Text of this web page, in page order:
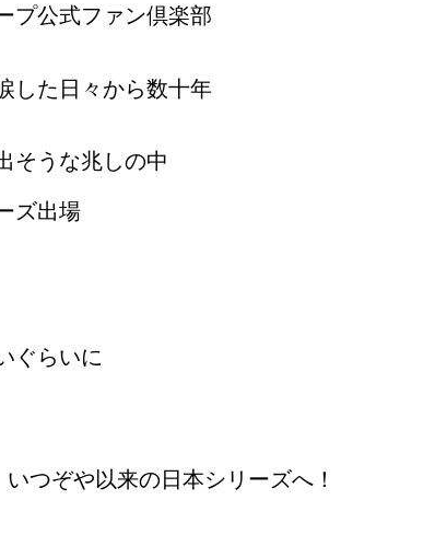
プ公式ファン倶楽部
した日々から数十年
そうな兆しの中
ズ出場
ぐらいに
つぞや以来の日本シリーズへ！